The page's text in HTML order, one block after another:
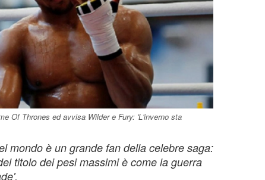
Of Thrones ed avvisa Wilder e Fury: 'L'inverno sta
mondo è un grande fan della celebre saga:
titolo dei pesi massimi è come la guerra